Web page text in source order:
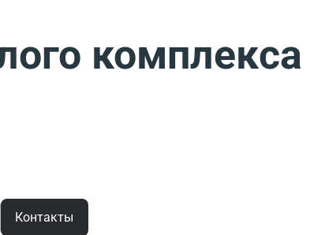
комплекса
Контакты